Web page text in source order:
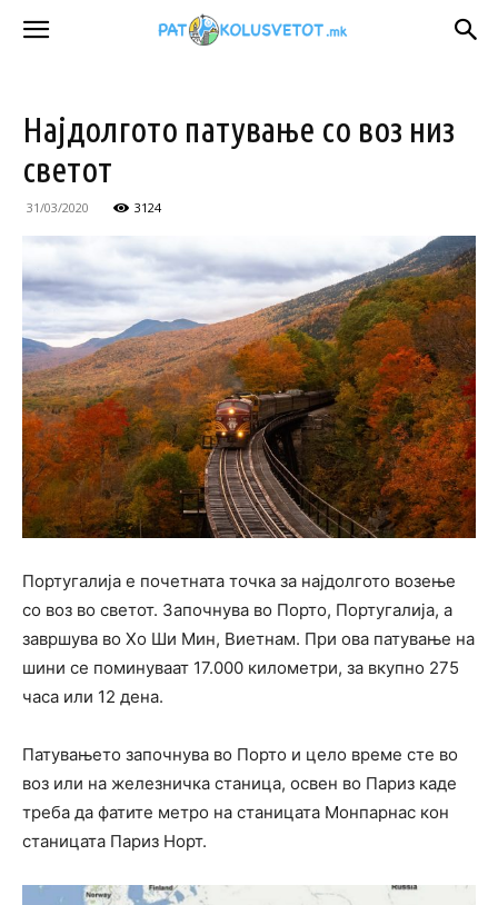
Најдолгото патување со воз низ
светот
31/03/2020 3124
Португалија е почетната точка за најдолгото возење
со воз во светот. Започнува во Порто, Португалија, а
завршува во Хо Ши Мин, Виетнам. При ова патување на
шини се поминуваат 17.000 километри, за вкупно 275
часа или 12 дена.
Патувањето започнува во Порто и цело време сте во
воз или на железничка станица, освен во Париз каде
треба да фатите метро на станицата Монпарнас кон
станицата Париз Норт.